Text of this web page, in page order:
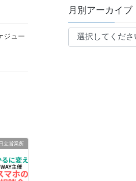
ジュー
立営業所
月別アーカイブ